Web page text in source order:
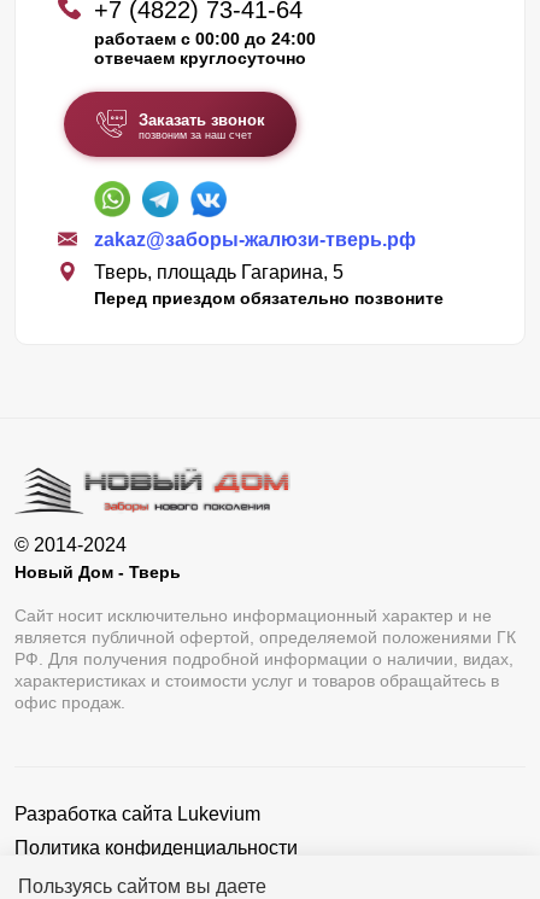
Пользуясь сайтом вы даете
+7 (4822) 73-41-64
работаем с 00:00 до 24:00
отвечаем круглосуточно
Заказать звонок
позвоним за наш счет
zakaz@заборы-жалюзи-тверь.рф
Тверь, площадь Гагарина, 5
Перед приездом обязательно позвоните
© 2014-2024
Новый Дом - Тверь
Сайт носит исключительно информационный характер и не
является публичной офертой, определяемой положениями ГК
РФ. Для получения подробной информации о наличии, видах,
характеристиках и стоимости услуг и товаров обращайтесь в
офис продаж.
Разработка сайта Lukevium
Политика конфиденциальности
Пользовательское соглашение